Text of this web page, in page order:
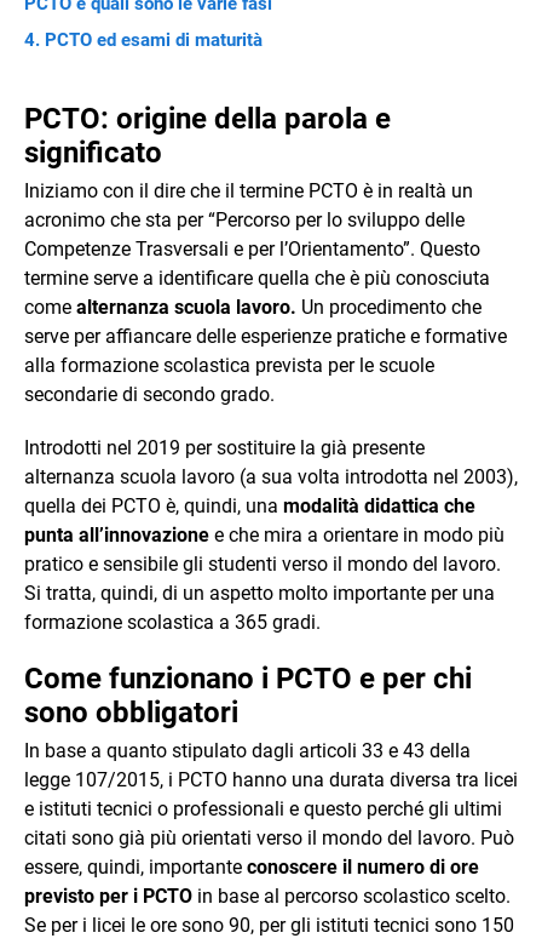
PCTO ed esami di maturità
PCTO: origine della parola e
significato
Iniziamo con il dire che il termine PCTO è in realtà un
acronimo che sta per “Percorso per lo sviluppo delle
Competenze Trasversali e per l’Orientamento”. Questo
termine serve a identificare quella che è più conosciuta
come alternanza scuola lavoro. Un procedimento che
serve per affiancare delle esperienze pratiche e formative
alla formazione scolastica prevista per le scuole
secondarie di secondo grado.
Introdotti nel 2019 per sostituire la già presente
alternanza scuola lavoro (a sua volta introdotta nel 2003),
quella dei PCTO è, quindi, una modalità didattica che
punta all’innovazione e che mira a orientare in modo più
pratico e sensibile gli studenti verso il mondo del lavoro.
Si tratta, quindi, di un aspetto molto importante per una
formazione scolastica a 365 gradi.
Come funzionano i PCTO e per chi
sono obbligatori
In base a quanto stipulato dagli articoli 33 e 43 della
legge 107/2015, i PCTO hanno una durata diversa tra licei
e istituti tecnici o professionali e questo perché gli ultimi
citati sono già più orientati verso il mondo del lavoro. Può
essere, quindi, importante conoscere il numero di ore
previsto per i PCTO in base al percorso scolastico scelto.
Se per i licei le ore sono 90, per gli istituti tecnici sono 150